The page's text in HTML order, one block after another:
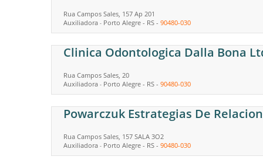
Rua Campos Sales, 157 Ap 201
Auxiliadora - Porto Alegre - RS - 90480-030
Clinica Odontologica Dalla Bona
Rua Campos Sales, 20
Auxiliadora - Porto Alegre - RS - 90480-030
Powarczuk Estrategias De
Rua Campos Sales, 157 SALA 3O2
Auxiliadora - Porto Alegre - RS - 90480-030